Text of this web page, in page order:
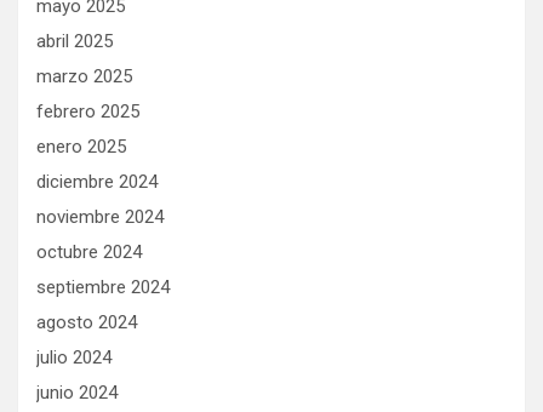
mayo 2025
abril 2025
marzo 2025
febrero 2025
enero 2025
diciembre 2024
noviembre 2024
octubre 2024
septiembre 2024
agosto 2024
julio 2024
junio 2024